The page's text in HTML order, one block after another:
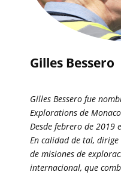
Gilles Bessero
Gilles Bessero fue
Explorations de
Desde febrero de 2019
En calidad de tal,
de misiones de
internacional, que